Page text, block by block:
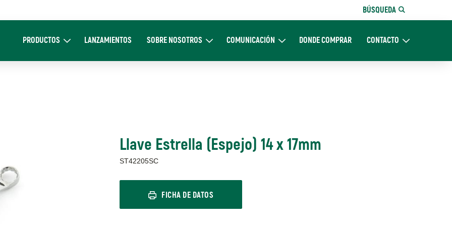
BÚSQUEDA
navigation
PRODUCTOSExpand ProductosLANZAMIENTOS SOBRE NOSOTROSExpand Sobre NosotrosCOMUNICACIÓNExpand ComunicaciónDONDE COMPRAR CONTACTOExpand CONTACTO
Llave Estrella (Espejo) 14 x 17mm
ST42205SC
FICHA DE DATOS